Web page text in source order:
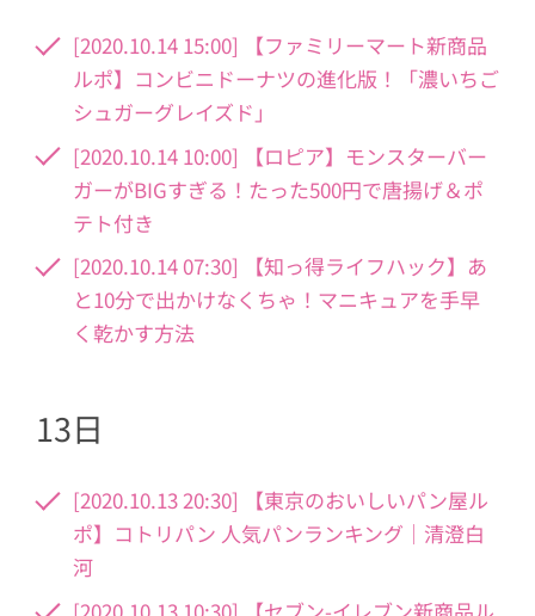
[2020.10.14 15:00] 【ファミリーマート新商品
ルポ】コンビニドーナツの進化版！「濃いちご
シュガーグレイズド」
[2020.10.14 10:00] 【ロピア】モンスターバー
ガーがBIGすぎる！たった500円で唐揚げ＆ポ
テト付き
[2020.10.14 07:30] 【知っ得ライフハック】あ
と10分で出かけなくちゃ！マニキュアを手早
く乾かす方法
13日
[2020.10.13 20:30] 【東京のおいしいパン屋ル
ポ】コトリパン 人気パンランキング｜清澄白
河